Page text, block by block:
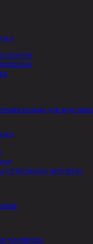
кольца для акустики
от Кузницы автозвука
усилители